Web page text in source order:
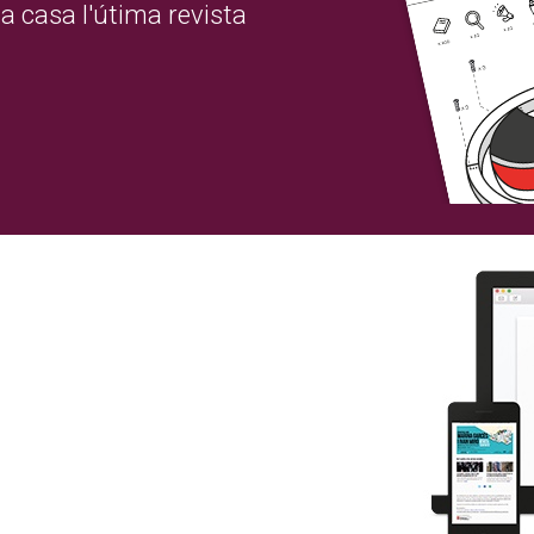
casa l'útima revista